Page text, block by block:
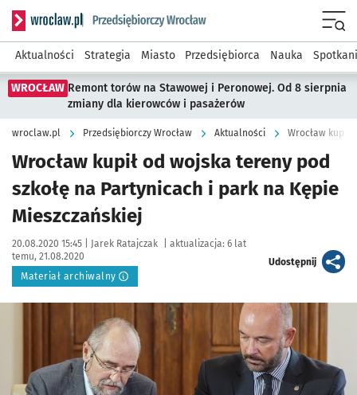
Serwis informacyjny wroclaw.pl podserwis: Strategia
Aktualności Strategia Miasto Przedsiębiorca Nauka
WROCŁAW Remont torów na Stawowej i Peronowej. Od 8 sierpnia
zmiany dla kierowców i pasażerów
wroclaw.pl Przedsiębiorczy Wrocław Aktualności
Wrocław kupił od wojska tereny pod
szkołę na Partynicach i park na Kępie
Mieszczańskiej
Data publikacji:
20.08.2020 15:45 | Autor:
Jarek Ratajczak aktualizacja: 6 lat
temu, 21.08.2020
Materiał archiwalny
Udostępnijartykuł